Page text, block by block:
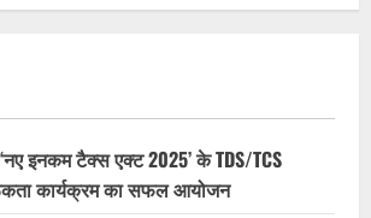
‘नए इनकम टैक्स एक्ट 2025’ के TDS/TCS
कार्यक्रम का सफल आयोजन